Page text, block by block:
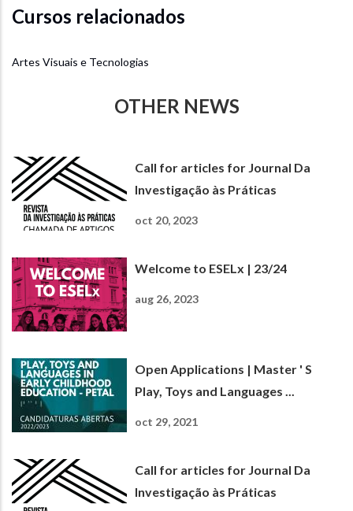
Cursos relacionados
Artes Visuais e Tecnologias
OTHER NEWS
Call for articles for Journal Da
Investigação às Práticas
oct 20, 2023
Welcome to ESELx | 23/24
aug 26, 2023
Open Applications | Master ' S
Play, Toys and Languages ...
oct 29, 2021
Call for articles for Journal Da
Investigação às Práticas